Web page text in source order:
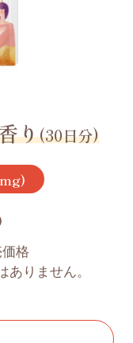
り(30日分)
格
りません。